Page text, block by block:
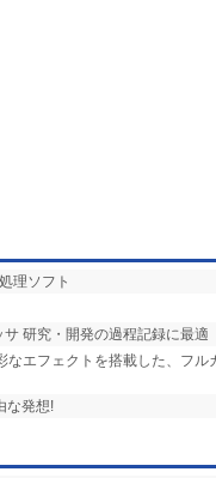
理ソフト
研究・開発の過程記録に最適
エフェクトを搭載した、フル
な発想!